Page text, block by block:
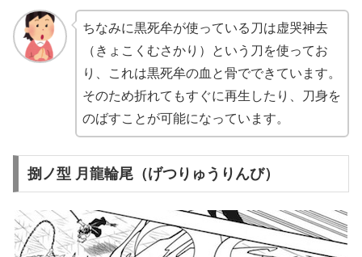
ちなみに黒死牟が使っている刀は虚哭神去
（きょこくむさかり）という刀を使ってお
り、これは黒死牟の血と骨でできています。
そのため折れてもすぐに再生したり、刀身を
のばすことが可能になっています。
捌ノ型 月龍輪尾（げつりゅうりんび）